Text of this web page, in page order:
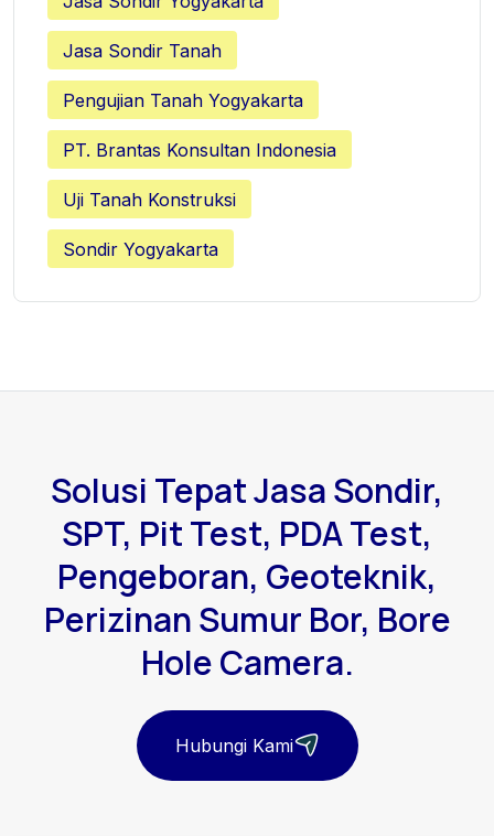
Jasa Sondir Tanah
Pengujian Tanah Yogyakarta
PT. Brantas Konsultan Indonesia
Uji Tanah Konstruksi
Sondir Yogyakarta
Solusi Tepat Jasa Sondir,
SPT, Pit Test, PDA Test,
Pengeboran, Geoteknik,
Perizinan Sumur Bor, Bore
Hole Camera.
Hubungi Kami